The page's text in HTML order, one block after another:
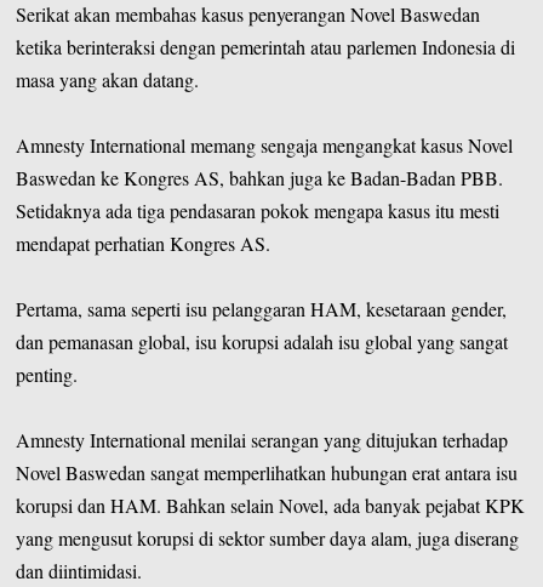
Serikat akan membahas kasus penyerangan Novel Baswedan
ketika berinteraksi dengan pemerintah atau parlemen Indonesia di
masa yang akan datang.
Amnesty International memang sengaja mengangkat kasus Novel
Baswedan ke Kongres AS, bahkan juga ke Badan-Badan PBB.
Setidaknya ada tiga pendasaran pokok mengapa kasus itu mesti
mendapat perhatian Kongres AS.
Pertama, sama seperti isu pelanggaran HAM, kesetaraan gender,
dan pemanasan global, isu korupsi adalah isu global yang sangat
penting.
Amnesty International menilai serangan yang ditujukan terhadap
Novel Baswedan sangat memperlihatkan hubungan erat antara isu
korupsi dan HAM. Bahkan selain Novel, ada banyak pejabat KPK
yang mengusut korupsi di sektor sumber daya alam, juga diserang
dan diintimidasi.